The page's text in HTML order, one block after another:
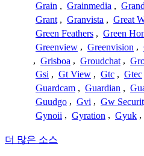
Grain , Grainmedia , Grand
Grant , Granvista , Great
Green Feathers , Green
Greenview , Greenvision ,
, Grisboa , Groudchat ,
Gsi , Gt View , Gtc , Gtec
Guardcam , Guardian ,
Guudgo , Gvi , Gw
Gynoii , Gyration , Gyuk ,
더 많은 소스